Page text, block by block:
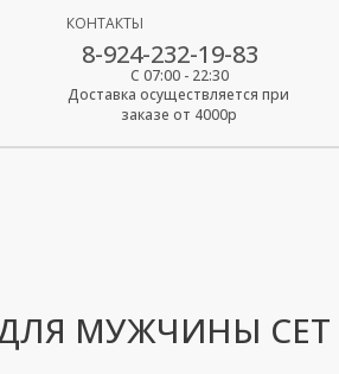
КОНТАКТЫ
8-924-232-19-83
Доставка осуществляется при
заказе от 4000р
С 07:00 - 22:30
МУЖЧИНЫ СЕТ